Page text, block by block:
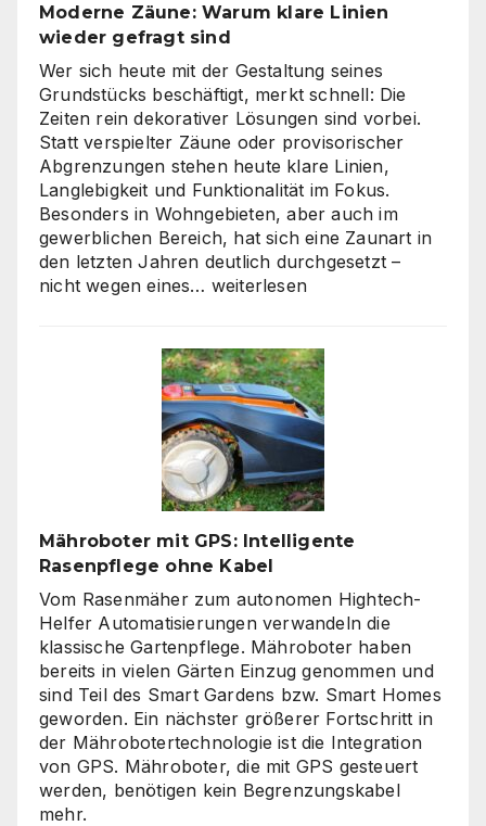
Weg
zu
skalierbarem
Video-
Content
Moderne Zäune: Warum klare Linien
wieder gefragt sind
Wer sich heute mit der Gestaltung seines
Grundstücks beschäftigt, merkt schnell: Die
Zeiten rein dekorativer Lösungen sind vorbei.
Statt verspielter Zäune oder provisorischer
Abgrenzungen stehen heute klare Linien,
Langlebigkeit und Funktionalität im Fokus.
Besonders in Wohngebieten, aber auch im
gewerblichen Bereich, hat sich eine Zaunart in
den letzten Jahren deutlich durchgesetzt –
nicht wegen eines… Moderne
klare
Linien
wieder
gefragt
sind
weiterlesen
Mähroboter mit GPS: Intelligente
Rasenpflege ohne Kabel
Vom Rasenmäher zum autonomen Hightech-
Helfer Automatisierungen verwandeln die
klassische Gartenpflege. Mähroboter haben
bereits in vielen Gärten Einzug genommen und
sind Teil des Smart Gardens bzw. Smart Homes
geworden. Ein nächster größerer Fortschritt in
der Mährobotertechnologie ist die Integration
von GPS. Mähroboter, die mit GPS gesteuert
werden, benötigen kein Begrenzungskabel
mehr.